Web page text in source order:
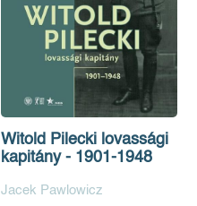
Witold Pilecki lovassági
kapitány - 1901-1948
Jacek Pawlowicz